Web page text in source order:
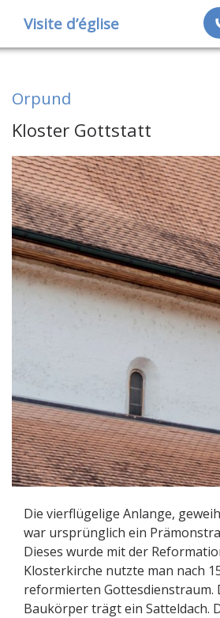
Visite d’église
Orpund
Kloster Gottstatt
Die vierflügelige Anlange,
war ursprünglich ein
Dieses wurde mit der
Klosterkirche nutzte man nach
reformierten Gottesdienstraum.
Baukörper trägt ein Satteldach.